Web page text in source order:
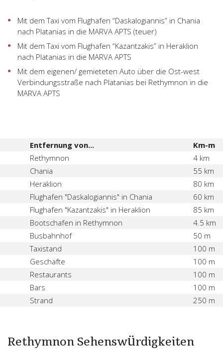
Mit dem Taxi vom Flughafen “Daskalogiannis” in Chania
nach Platanias in die MARVA APTS (teuer)
Mit dem Taxi vom Flughafen “Kazantzakis” in Heraklion
nach Platanias in die MARVA APTS
Mit dem eigenen/ gemieteten Auto über die Ost-west
Verbindungsstraße nach Platanias bei Rethymnon in die
MARVA APTS
Entfernung von...
Km-m
Rethymnon
4 km
Chania
55 km
Heraklion
80 km
Flughafen "Daskalogiannis" in Chania
60 km
Flughafen "Kazantzakis" in Heraklion
85 km
Bootschafen in Rethymnon
4.5 km
Busbahnhof
50 m
Taxistand
100 m
Geschäfte
100 m
Restaurants
100 m
Bars
100 m
Strand
250 m
Rethymnon Sehenswürdigkeiten